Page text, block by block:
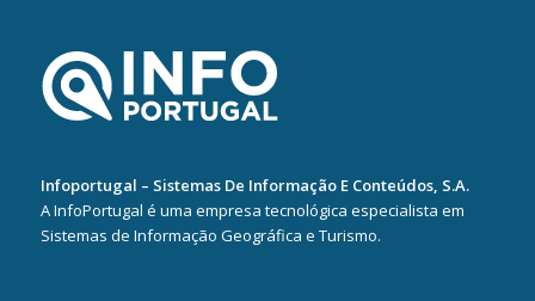
Infoportugal – Sistemas De Informação E Conteúdos, S.A.
A InfoPortugal é uma empresa tecnológica especialista em
Sistemas de Informação Geográfica e Turismo.